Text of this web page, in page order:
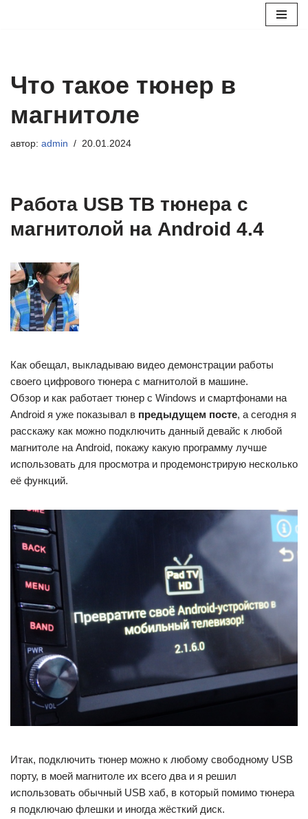
Что такое тюнер в
магнитоле
автор: admin 20.01.2024
Работа USB ТВ тюнера с
магнитолой на Android 4.4
Как обещал, выкладываю видео демонстрации работы
своего цифрового тюнера с магнитолой в машине.
Обзор и как работает тюнер с Windows и смартфонами на
Android я уже показывал в предыдущем посте, а сегодня я
расскажу как можно подключить данный девайс к любой
магнитоле на Android, покажу какую программу лучше
использовать для просмотра и продемонстрирую несколько
её функций.
Итак, подключить тюнер можно к любому свободному USB
порту, в моей магнитоле их всего два и я решил
использовать обычный USB хаб, в который помимо тюнера
я подключаю флешки и иногда жёсткий диск.